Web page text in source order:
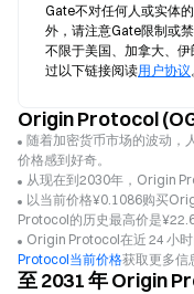
Gate不对任何人或实体
外，请注意Gate限制或
不限于美国、加拿大、
过以下链接阅读用户协议
Origin Protocol
随着加密货币市场的波动，
价格感到好奇。
从现在到2030年，Origin
以当前价格¥0.1086购买
Protocol的历史最高价是
Origin Protocol在近 24 小
Protocol当前价格获取更多信
至 2031 年 Origin